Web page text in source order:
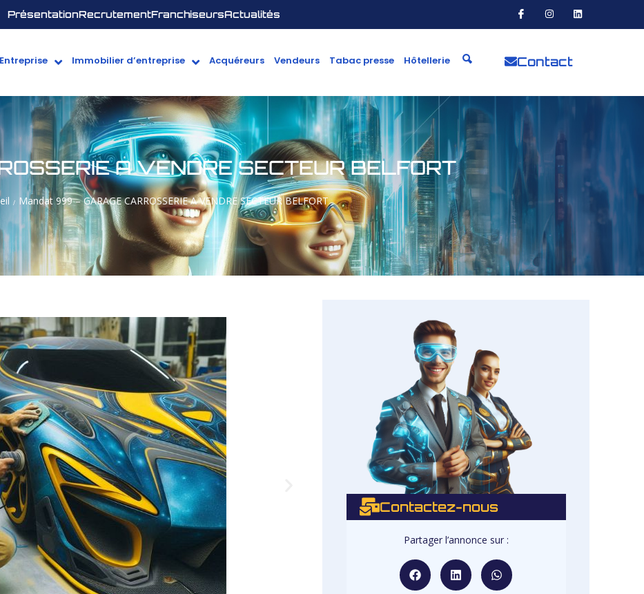
PrésentationRecrutementFranchiseursActualités
Entreprise Immobilier d’entreprise Acquéreurs Vendeurs Tabac presse Hôtellerie Contact
A VENDRE SECTEUR BELFORT
/ Mandat 999 – GARAGE CARROSSERIE A VENDRE SECTEUR BELFORT
Contactez-nous
Partager l’annonce sur :